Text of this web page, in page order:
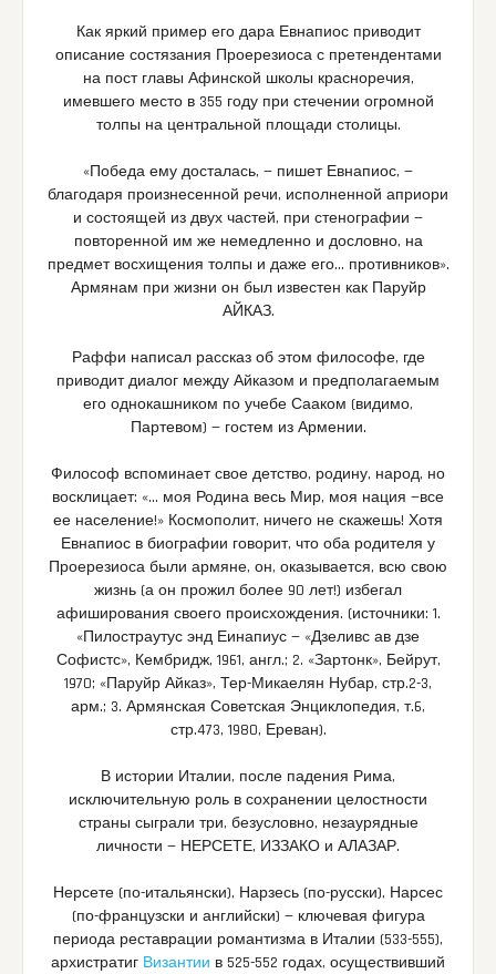
Как яркий пример его дара Евнапиос приводит
описание состязания Проерезиоса с претендентами
на пост главы Афинской школы красноречия,
имевшего место в 355 году при стечении огромной
толпы на центральной площади столицы.
«Победа ему досталась, — пишет Евнапиос, —
благодаря произнесенной речи, исполненной априори
и состоящей из двух частей, при стенографии —
повторенной им же немедленно и дословно, на
предмет восхищения толпы и даже его… противников».
Армянам при жизни он был известен как Паруйр
АЙКАЗ.
Раффи написал рассказ об этом философе, где
приводит диалог между Айказом и предполагаемым
его однокашником по учебе Сааком (видимо,
Партевом) — гостем из Армении.
Философ вспоминает свое детство, родину, народ, но
восклицает: «… моя Родина весь Мир, моя нация —все
ее население!» Космополит, ничего не скажешь! Хотя
Евнапиос в биографии говорит, что оба родителя у
Проерезиоса были армяне, он, оказывается, всю свою
жизнь (а он прожил более 90 лет!) избегал
афиширования своего происхождения. (источники: 1.
«Пилостраутус энд Еинапиус — «Дзеливс ав дзе
Софистс», Кембридж, 1961, англ.; 2. «Зартонк», Бейрут,
1970; «Паруйр Айказ», Тер-Микаелян Нубар, стр.2-3,
арм.; 3. Армянская Советская Энциклопедия, т.6,
стр.473, 1980, Ереван).
В истории Италии, после падения Рима,
исключительную роль в сохранении целостности
страны сыграли три, безусловно, незаурядные
личности — НЕРСЕТЕ, ИЗЗАКО и АЛАЗАР.
Нерсете (по-итальянски), Нарзесь (по-русски), Нарсес
(по-французски и английски) — ключевая фигура
периода реставрации романтизма в Италии (533-555),
архистратиг Византии в 525-552 годах, осуществивший